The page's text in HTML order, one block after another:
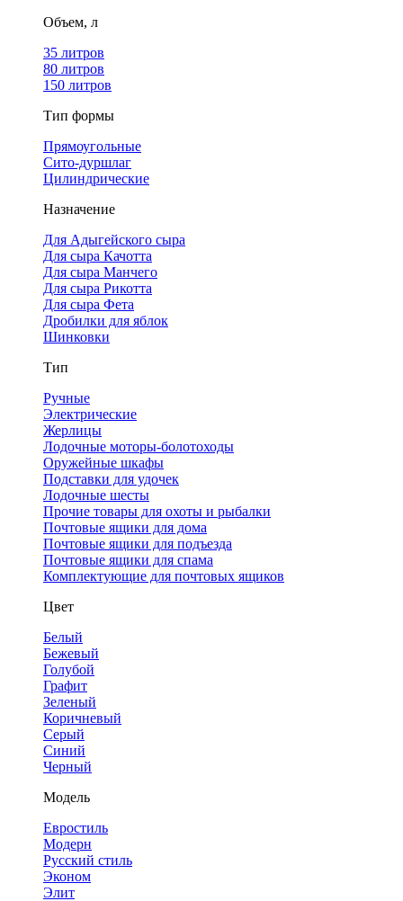
Объем, л
35 литров
80 литров
150 литров
Тип формы
Прямоугольные
Сито-дуршлаг
Цилиндрические
Назначение
Для Адыгейского сыра
Для сыра Качотта
Для сыра Манчего
Для сыра Рикотта
Для сыра Фета
Дробилки для яблок
Шинковки
Тип
Ручные
Электрические
Жерлицы
Лодочные моторы-болотоходы
Оружейные шкафы
Подставки для удочек
Лодочные шесты
Прочие товары для охоты и рыбалки
Почтовые ящики для дома
Почтовые ящики для подъезда
Почтовые ящики для спама
Комплектующие для почтовых ящиков
Цвет
Белый
Бежевый
Голубой
Графит
Зеленый
Коричневый
Серый
Синий
Черный
Модель
Евростиль
Модерн
Русский стиль
Эконом
Элит